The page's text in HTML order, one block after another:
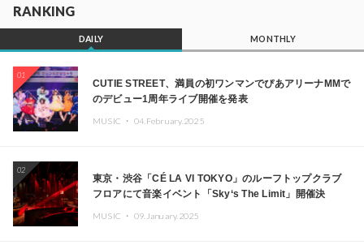
RANKING
DAILY MONTHLY
01
CUTIE STREET、満員の初ワンマンでぴあアリーナMMで
のデビュー1周年ライブ開催を発表
MUSIC ・ 04.February.2025
02
東京・渋谷「CÉ LA VI TOKYO」のルーフトップクラブ
フロアにて音楽イベント「Sky‘s The Limit」開催決
Kza（FORCE OF NATURE）ら日本を代表するDJ・クリ
MUSIC ・ 09.January.2025